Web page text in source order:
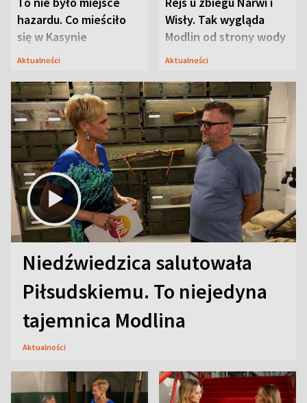
hazardu. Co mieściło
się w Kasynie
Oficerskim?
Aktualności
Wisły. Tak wygląda
Modlin od strony wody
Aktualności
Niedźwiedzica salutowała
Piłsudskiemu. To niejedyna
tajemnica Modlina
Aktualności